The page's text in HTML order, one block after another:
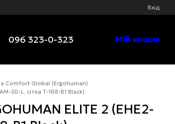
Вхід
096 323-0-323 Мій кошик
Comfort Global (Ergohuman)
5D-L, сітка T-168-B1 Black)
ELITE 2 (EHE2-